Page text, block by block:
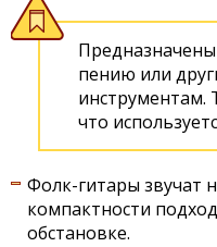
пению или
инструментам.
что
Фолк-гитары звучат
компактности
обстановке.